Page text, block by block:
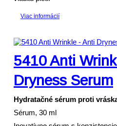
Viac informácií
5410 Anti
Dryness Serum
Hydratačné sérum proti
Sérum, 30 ml